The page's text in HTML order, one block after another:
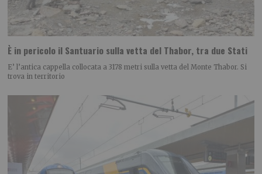
È in pericolo il Santuario sulla vetta del Thabor, tra due Stati
E’ l’antica cappella collocata a 3178 metri sulla vetta del Monte Thabor. Si
trova in territorio